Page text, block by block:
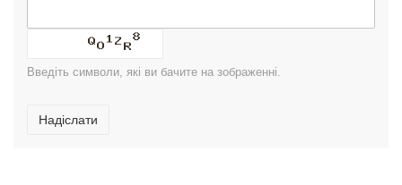
Введіть символи, які ви бачите на зображенні.
Надіслати